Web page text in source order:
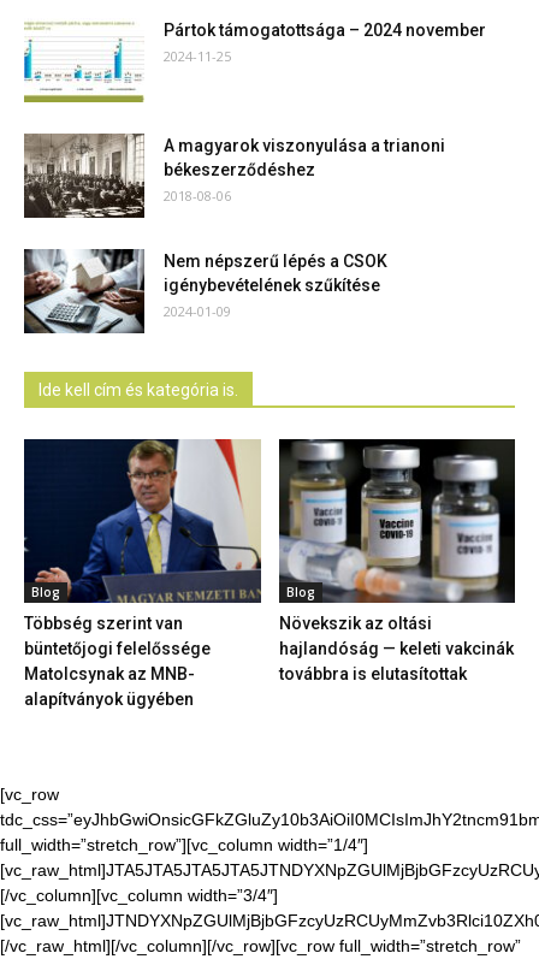
Pártok támogatottsága – 2024 november
2024-11-25
A magyarok viszonyulása a trianoni
békeszerződéshez
2018-08-06
Nem népszerű lépés a CSOK
igénybevételének szűkítése
2024-01-09
Ide kell cím és kategória is.
Blog
Többség szerint van
büntetőjogi felelőssége
Matolcsynak az MNB-
alapítványok ügyében
Blog
Növekszik az oltási
hajlandóság — keleti vakcinák
továbbra is elutasítottak
[vc_row
full_width=”stretch_row”][vc_column width=”1/4″]
[/vc_column][vc_column width=”3/4″]
[/vc_raw_html][/vc_column][/vc_row][vc_row full_width=”stretch_row”